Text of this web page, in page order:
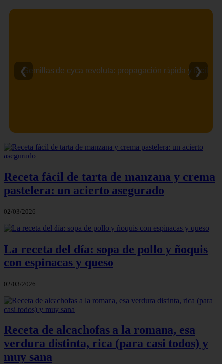
Semillas de cyca revoluta: propagación rápida y fácil
❮ ❯
Receta fácil de tarta de manzana y crema
pastelera: un acierto asegurado
02/03/2026
La receta del día: sopa de pollo y ñoquis
con espinacas y queso
02/03/2026
Receta de alcachofas a la romana, esa
verdura distinta, rica (para casi todos) y
muy sana